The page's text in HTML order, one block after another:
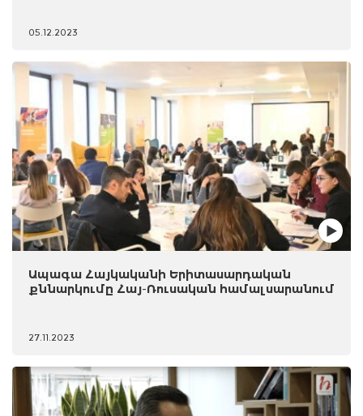
05.12.2023
Ապագա Հայկականի Երիտասարդական
քննարկումը Հայ-Ռուսական համալսարանում
27.11.2023